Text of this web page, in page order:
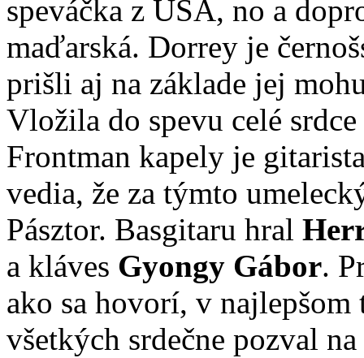
speváčka z USA, no a
maďarská. Dorrey je
prišli aj na základe jej
Vložila do spevu celé
Frontman kapely je
vedia, že za týmto
Pásztor. Basgitaru hral
a kláves Gyongy Gábor.
ako sa hovorí, v
všetkých srdečne pozval